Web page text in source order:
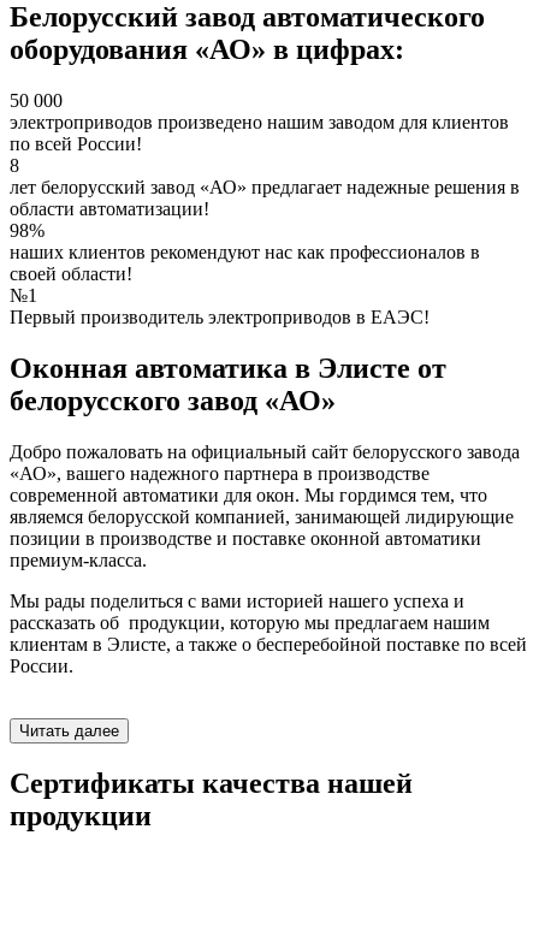
Белорусский завод автоматического
оборудования «АО» в цифрах:
50 000
электроприводов произведено нашим заводом для клиентов
по всей России!
8
лет белорусский завод «АО» предлагает надежные решения в
области автоматизации!
98%
наших клиентов рекомендуют нас как профессионалов в
своей области!
№1
Первый производитель электроприводов в ЕАЭС!
Оконная автоматика в Элисте от
белорусского завод «АО»
Добро пожаловать на официальный сайт белорусского завода
«АО», вашего надежного партнера в производстве
современной автоматики для окон. Мы гордимся тем, что
являемся белорусской компанией, занимающей лидирующие
позиции в производстве и поставке оконной автоматики
премиум-класса.
Мы рады поделиться с вами историей нашего успеха и
рассказать об продукции, которую мы предлагаем нашим
клиентам в Элисте, а также о бесперебойной поставке по всей
России.
Читать далее
Сертификаты качества нашей
продукции